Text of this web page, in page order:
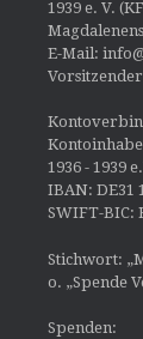
1939 e. V.
E-Mail:
1936 - 1939
IBAN: DE31
SWIFT-BIC:
Stichwort:
o. „Spende
Spenden: